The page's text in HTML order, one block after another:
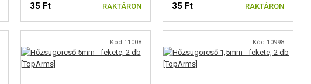
35 Ft RAKTÁRON 35 Ft RAKTÁRON
Kód 11008 Kód 10998